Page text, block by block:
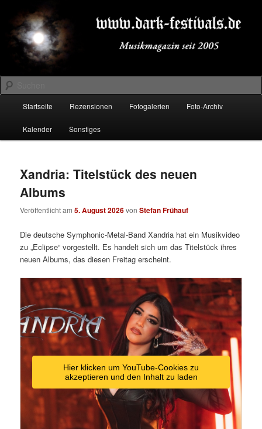
primären
Inhalt
springen
sekundären
Inhalt
springenDARK-FESTIVALS.DE
Suchen
Startseite Rezensionen Fotogalerien Foto-Archiv
Kalender Sonstiges
Xandria: Titelstück des neuen
Albums
Veröffentlicht am5. August 2026vonStefan Frühauf
Die deutsche Symphonic-Metal-Band Xandria hat ein Musikvideo
zu „Eclipse“ vorgestellt. Es handelt sich um das Titelstück ihres
neuen Albums, das diesen Freitag erscheint.
Hier klicken um YouTube-Cookies zu
akzeptieren und den Inhalt zu laden